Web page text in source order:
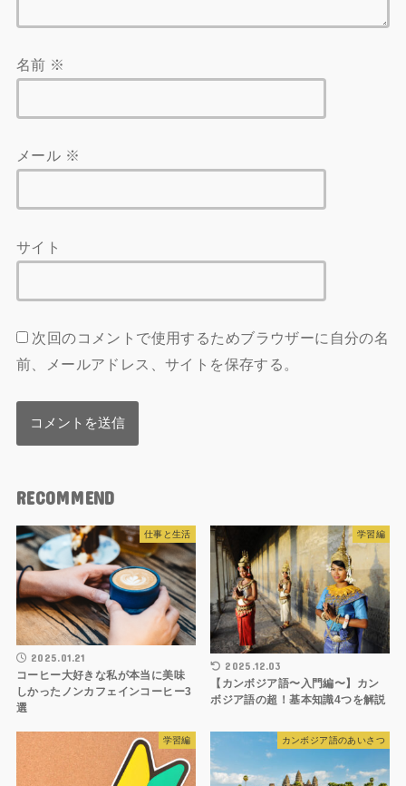
名前 ※
メール ※
サイト
次回のコメントで使用するためブラウザーに自分の名
前、メールアドレス、サイトを保存する。
RECOMMEND
仕事と生活
2025.01.21
コーヒー大好きな私が本当に美味
しかったノンカフェインコーヒー3
選
学習編
2025.12.03
【カンボジア語〜入門編〜】カン
ボジア語の超！基本知識4つを解説
学習編 カンボジア語のあいさつ